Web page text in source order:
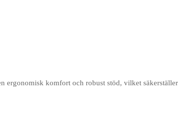
ergonomisk komfort och robust stöd, vilket säkerställer